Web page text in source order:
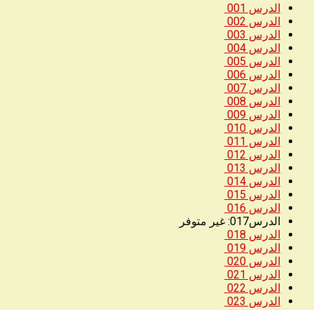
الدرس 001
الدرس 002
الدرس 003
الدرس 004
الدرس 005
الدرس 006
الدرس 007
الدرس 008
الدرس 009
الدرس 010
الدرس 011
الدرس 012
الدرس 013
الدرس 014
الدرس 015
الدرس 016
الدرس017: غير متوفر
الدرس 018
الدرس 019
الدرس 020
الدرس 021
الدرس 022
الدرس 023